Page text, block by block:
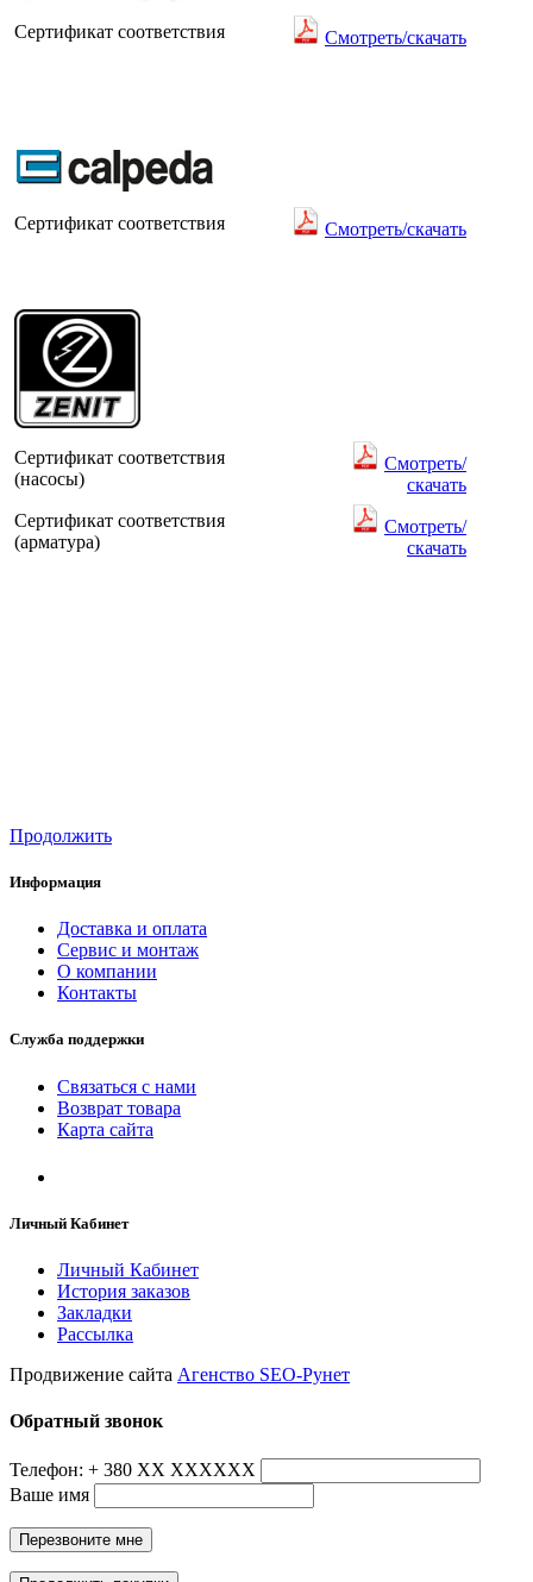
Сертификат соответствия Смотреть/скачать
Сертификат соответствия Смотреть/скачать
Сертификат соответствия
(насосы)
Смотреть/
скачать
Сертификат соответствия
(арматура)
Смотреть/
скачать
Продолжить
Информация
Доставка и оплата
Сервис и монтаж
О компании
Контакты
Служба поддержки
Связаться с нами
Возврат товара
Карта сайта
Личный Кабинет
Личный Кабинет
История заказов
Закладки
Рассылка
Продвижение сайта Агенство SEO-Рунет
Обратный звонок
Телефон: + 380 ХХ ХХХХХХ
Ваше имя
Перезвоните мне